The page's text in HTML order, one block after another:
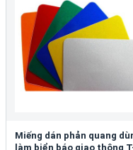
Miếng dán phản quang
làm biển báo giao thông